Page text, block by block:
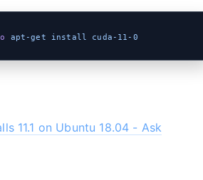
apt-get install cuda-11-0
11.1 on Ubuntu 18.04 - Ask